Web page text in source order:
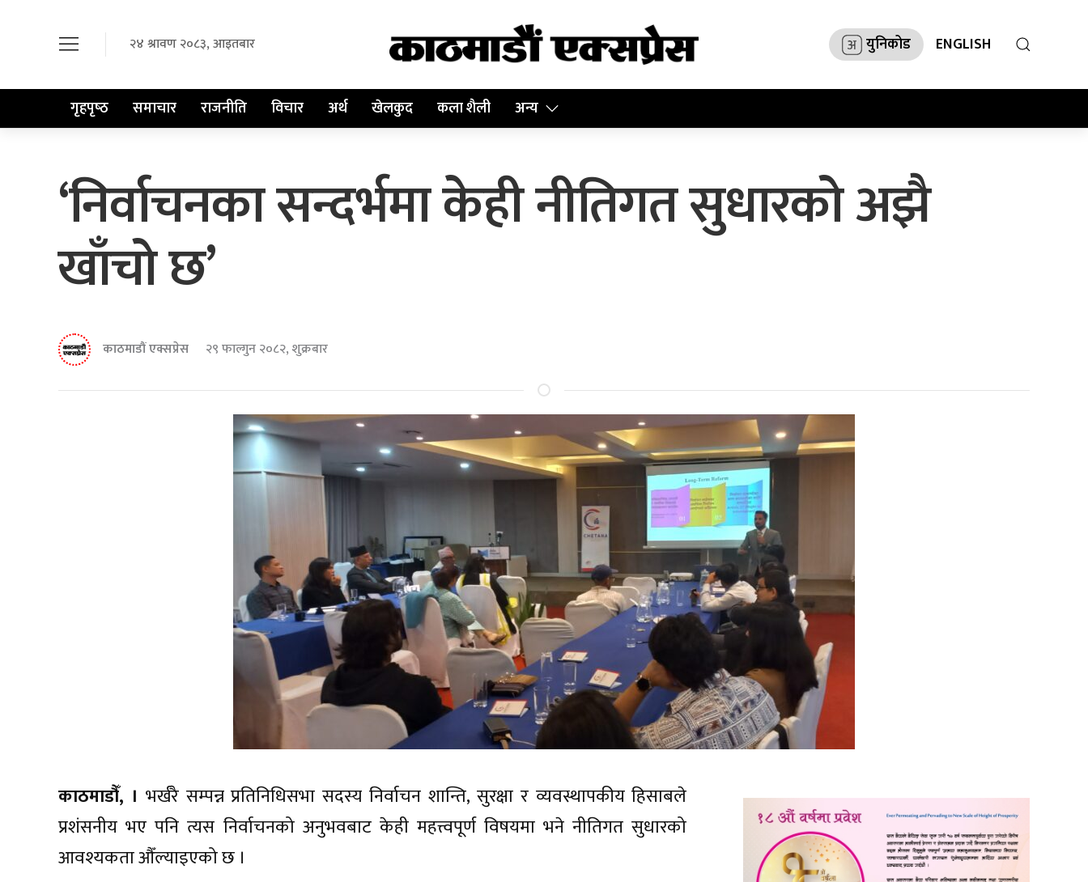
२४ श्रावण २०८३, आइतबार युनिकोड ENGLISH
गृहपृष्‍ठ समाचार राजनीति विचार अर्थ खेलकुद कला शैली अन्य
‘निर्वाचनका सन्दर्भमा केही नीतिगत सुधारको अझै
खाँचो छ’
काठमाडौं एक्सप्रेस २९ फाल्गुन २०८२, शुक्रबार
काठमाडौँ, । भर्खरै सम्पन्न प्रतिनिधिसभा सदस्य निर्वाचन शान्ति, सुरक्षा र व्यवस्थापकीय हिसाबले
प्रशंसनीय भए पनि त्यस निर्वाचनको अनुभवबाट केही महत्त्वपूर्ण विषयमा भने नीतिगत सुधारको
आवश्यकता औँल्याइएको छ ।